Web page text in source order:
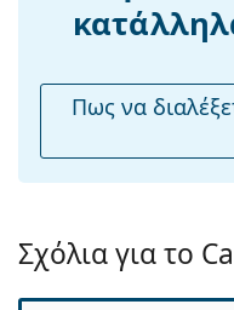
μαξιλάρια
άρθρωση:
Όχι
Αξεσουάρ
Πανί
καθαρισμού:
Ναι
Πως να
Σχόλια για το